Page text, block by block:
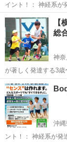
イント！： 神
グ。 「自…
沖縄 那覇市
【
総
神
が著しく発達する3歳
ツに取り組むこ…
神奈川 横浜市
沖
ント！： 神経系